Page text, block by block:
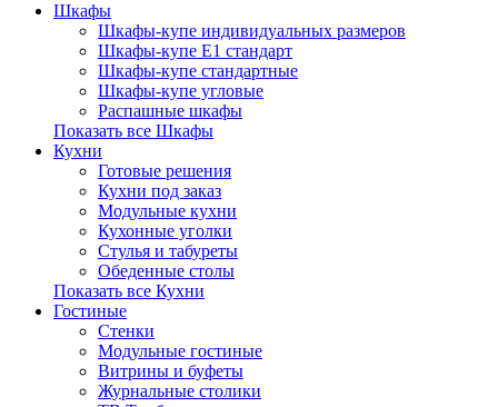
Шкафы
Шкафы-купе индивидуальных размеров
Шкафы-купе Е1 стандарт
Шкафы-купе стандартные
Шкафы-купе угловые
Распашные шкафы
Показать все Шкафы
Кухни
Готовые решения
Кухни под заказ
Модульные кухни
Кухонные уголки
Стулья и табуреты
Обеденные столы
Показать все Кухни
Гостиные
Стенки
Модульные гостиные
Витрины и буфеты
Журнальные столики